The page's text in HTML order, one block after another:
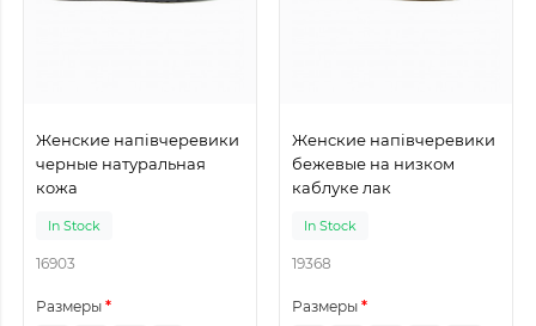
Женские напівчеревики
черные натуральная
кожа
In Stock
16903
Размеры
Женские напівчеревики
бежевые на низком
каблуке лак
In Stock
19368
Размеры